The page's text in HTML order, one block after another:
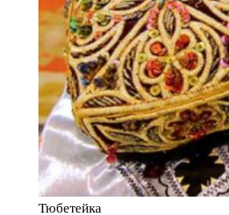
Тюбетейка